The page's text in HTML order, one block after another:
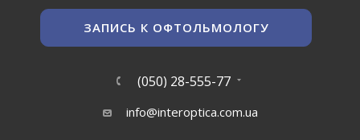
ЗАПИСЬ К ОФТОЛЬМОЛОГУ
(050) 28-555-77
info@interoptica.com.ua